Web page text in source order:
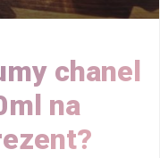
chanel
na